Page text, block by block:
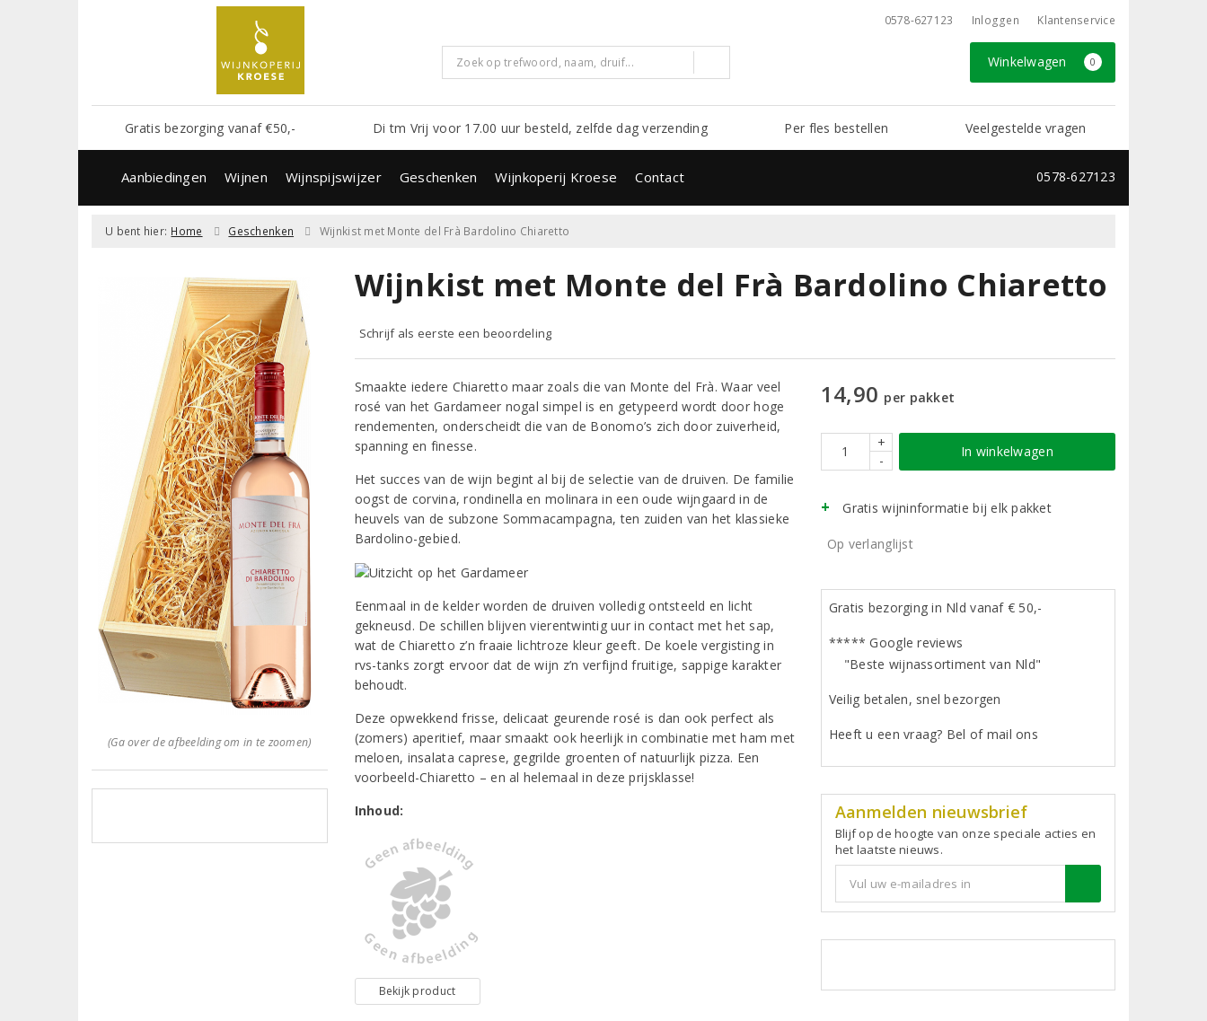
0578-627123 Inloggen Klantenservice
Winkelwagen 0
Gratis bezorging vanaf €50,- Di tm Vrij voor 17.00 uur besteld, zelfde dag verzending Per fles bestellen Veelgestelde vragen
Aanbiedingen Wijnen Wijnspijswijzer Geschenken Wijnkoperij Kroese Contact 0578-627123
U bent hier: Home Geschenken Wijnkist met Monte del Frà Bardolino Chiaretto
(Ga over de afbeelding om in te zoomen)
Wijnkist met Monte del Frà Bardolino Chiaretto
Schrijf als eerste een beoordeling
Smaakte iedere Chiaretto maar zoals die van Monte del Frà. Waar veel
rosé van het Gardameer nogal simpel is en getypeerd wordt door hoge
rendementen, onderscheidt die van de Bonomo’s zich door zuiverheid,
spanning en finesse.
Het succes van de wijn begint al bij de selectie van de druiven. De familie
oogst de corvina, rondinella en molinara in een oude wijngaard in de
heuvels van de subzone Sommacampagna, ten zuiden van het klassieke
Bardolino-gebied.
Eenmaal in de kelder worden de druiven volledig ontsteeld en licht
gekneusd. De schillen blijven vierentwintig uur in contact met het sap,
wat de Chiaretto z’n fraaie lichtroze kleur geeft. De koele vergisting in
rvs-tanks zorgt ervoor dat de wijn z’n verfijnd fruitige, sappige karakter
behoudt.
Deze opwekkend frisse, delicaat geurende rosé is dan ook perfect als
(zomers) aperitief, maar smaakt ook heerlijk in combinatie met ham met
meloen, insalata caprese, gegrilde groenten of natuurlijk pizza. Een
voorbeeld-Chiaretto – en al helemaal in deze prijsklasse!
Inhoud:
Bekijk product
14,90 per pakket
+
-
In winkelwagen
Gratis wijninformatie bij elk pakket
Op verlanglijst
Gratis bezorging in Nld vanaf € 50,-
***** Google reviews
"Beste wijnassortiment van Nld"
Veilig betalen, snel bezorgen
Heeft u een vraag? Bel of mail ons
Aanmelden nieuwsbrief
Blijf op de hoogte van onze speciale acties en
het laatste nieuws.